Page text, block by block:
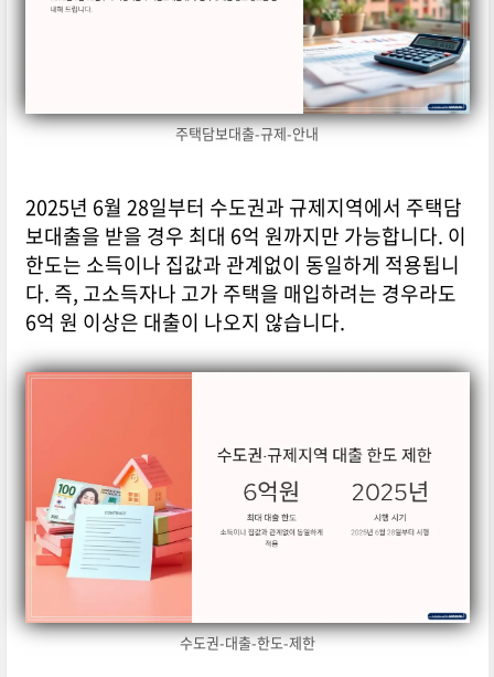
주택담보대출-규제-안내
2025년 6월 28일부터 수도권과 규제지역에서 주택담
보대출을 받을 경우 최대 6억 원까지만 가능합니다. 이
한도는 소득이나 집값과 관계없이 동일하게 적용됩니
다. 즉, 고소득자나 고가 주택을 매입하려는 경우라도
6억 원 이상은 대출이 나오지 않습니다.
수도권-대출-한도-제한